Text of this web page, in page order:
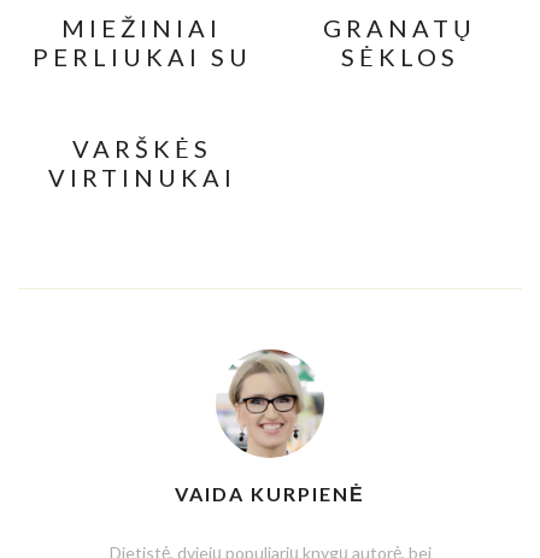
MIEŽINIAI
PERLIUKAI SU
GRANATŲ
SĖKLOS
VARŠKĖS
VIRTINUKAI
VAIDA KURPIENĖ
Dietistė, dviejų populiarių knygų autorė, bei